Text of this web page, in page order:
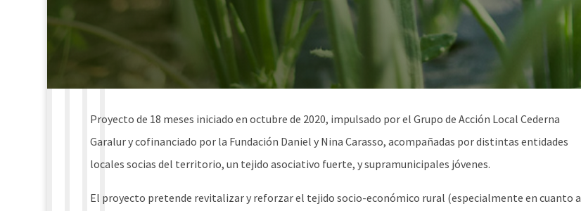
Proyecto de 18 meses iniciado en octubre de 2020, impulsado por el Grupo de Acción Local Cederna
Garalur y cofinanciado por la Fundación Daniel y Nina Carasso, acompañadas por distintas entidades
locales socias del territorio, un tejido asociativo fuerte, y supramunicipales jóvenes.
El proyecto pretende revitalizar y reforzar el tejido socio-económico rural (especialmente en cuanto a